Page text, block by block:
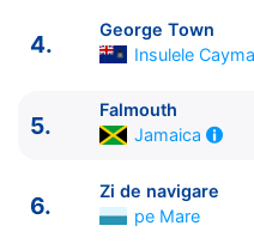
ITINERARIU
Ziua | Portul | Sosire -
4.
George Town
Insulele
5.
Falmouth
Jamaica
6.
Zi de navigare
pe Mare